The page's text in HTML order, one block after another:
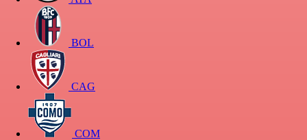
BOL
CAG
COM